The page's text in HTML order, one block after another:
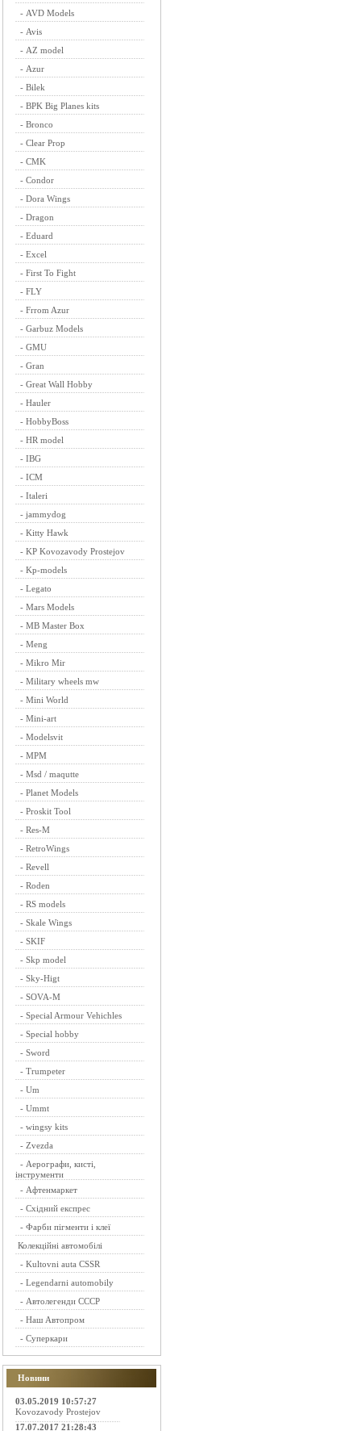
- AVD Models
- Avis
- AZ model
- Azur
- Bilek
- BPK Big Planes kits
- Bronco
- Clear Prop
- CMK
- Condor
- Dora Wings
- Dragon
- Eduard
- Excel
- First To Fight
- FLY
- Frrom Azur
- Garbuz Models
- GMU
- Gran
- Great Wall Hobby
- Hauler
- HobbyBoss
- HR model
- IBG
- ICM
- Italeri
- jammydog
- Kitty Hawk
- KP Kovozavody Prostejov
- Kp-models
- Legato
- Mars Models
- MB Master Box
- Meng
- Mikro Mir
- Military wheels mw
- Mini World
- Mini-art
- Modelsvit
- MPM
- Msd / maqutte
- Planet Models
- Proskit Tool
- Res-M
- RetroWings
- Revell
- Roden
- RS models
- Skale Wings
- SKIF
- Skp model
- Sky-Higt
- SOVA-M
- Special Armour Vehichles
- Special hobby
- Sword
- Trumpeter
- Um
- Ummt
- wingsy kits
- Zvezda
- Аерографи, кисті,
інструменти
- Афтенмаркет
- Східний експрес
- Фарби пігменти і клеї
Колекційні автомобілі
- Kultovni auta CSSR
- Legendarni automobily
- Автолегенди СССР
- Наш Автопром
- Суперкари
Новини
03.05.2019 10:57:27
Kovozavody Prostejov
17.07.2017 21:28:43